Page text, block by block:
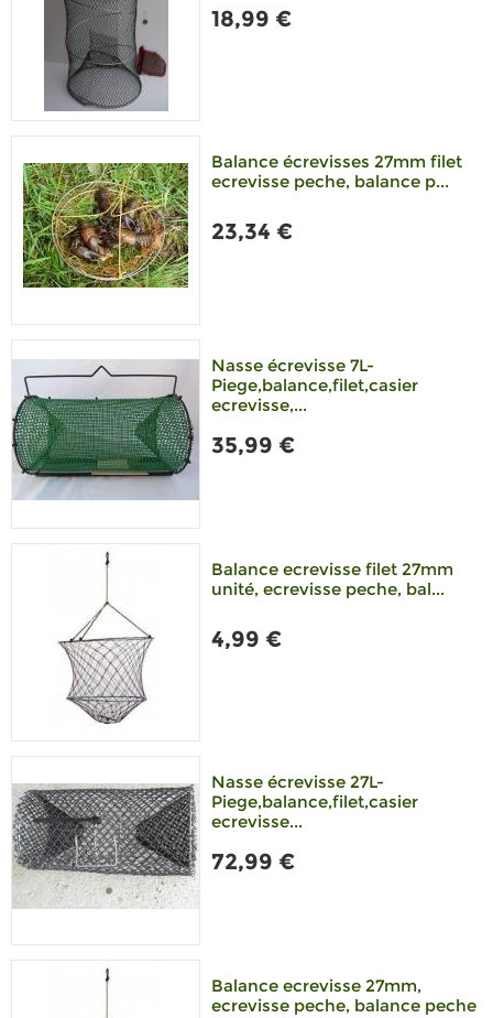
18,99 €
Balance écrevisses 27mm filet
ecrevisse peche, balance p...
23,34 €
Nasse écrevisse 7L-
Piege,balance,filet,casier
ecrevisse,...
35,99 €
Balance ecrevisse filet 27mm
unité, ecrevisse peche, bal...
4,99 €
Nasse écrevisse 27L-
Piege,balance,filet,casier
ecrevisse...
72,99 €
Balance ecrevisse 27mm,
ecrevisse peche, balance peche